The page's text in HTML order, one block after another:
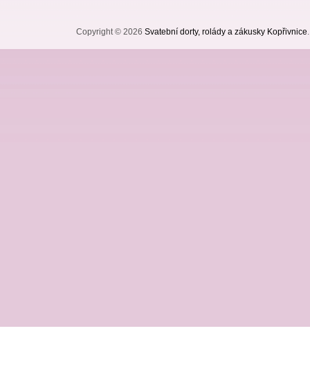
Copyright © 2026 Svatební dorty, rolády a zákusky Kopřivnice